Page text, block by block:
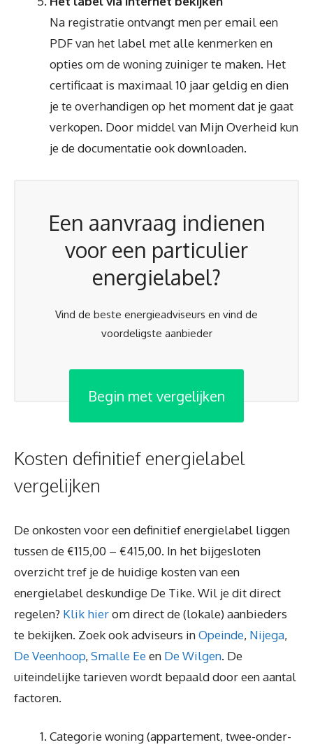
Na registratie ontvangt men per email een
PDF van het label met alle kenmerken en
opties om de woning zuiniger te maken. Het
certificaat is maximaal 10 jaar geldig en dien
je te overhandigen op het moment dat je gaat
verkopen. Door middel van Mijn Overheid kun
je de documentatie ook downloaden.
Een aanvraag indienen
voor een particulier
energielabel?
Vind de beste energieadviseurs en vind de
voordeligste aanbieder
Begin met vergelijken
Kosten definitief energielabel
vergelijken
De onkosten voor een definitief energielabel liggen
tussen de €115,00 – €415,00. In het bijgesloten
overzicht tref je de huidige kosten van een
energielabel deskundige De Tike. Wil je dit direct
regelen? Klik hierom direct de (lokale) aanbieders
te bekijken. Zoek ook adviseurs inOpeinde, Nijega,
De Veenhoop, Smalle Eeen De Wilgen. De
uiteindelijke tarieven wordt bepaald door een aantal
factoren.
Categorie woning (appartement, twee-onder-